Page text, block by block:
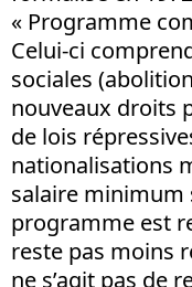
« Programme
Celui-ci
sociales
nouveaux droits
de lois
nationalisations
salaire minimum
programme est
reste pas moins
ne s’agit pas de